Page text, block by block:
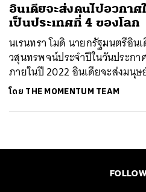
อินเดียจะส่งคนไปอวกาศ
เป็นประเทศที่ 4 ของโลก
นเรนทรา โมดิ นายกรัฐมนตรีอิน
วสุนทรพจน์ประจำปีในวันประกา
ภายในปี 2022 อินเดียจะส่งมนุ
โดย THE MOMENTUM TEAM